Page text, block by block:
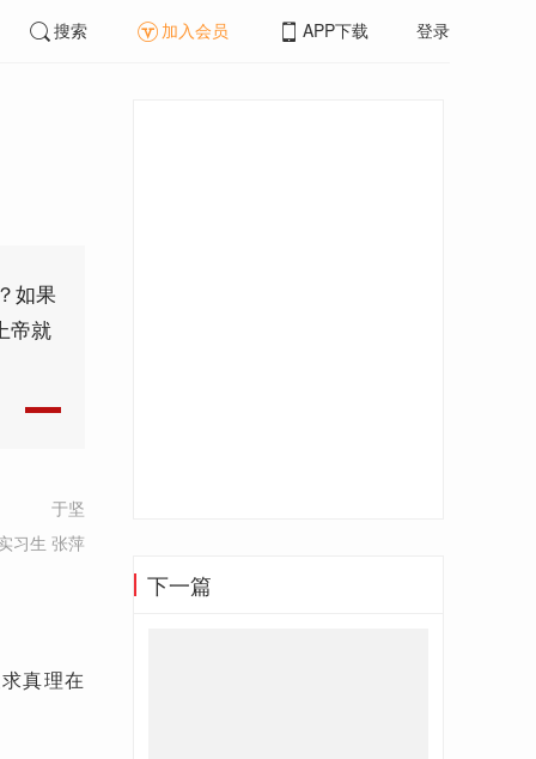
搜索 加入会员 APP下载 登录
如果
帝就
于坚
习生 张萍
真理在
下一篇